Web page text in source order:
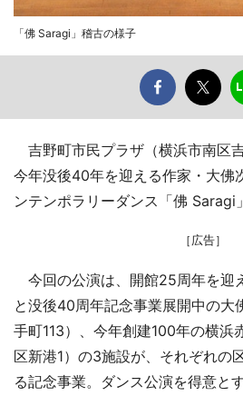
「佛 Saragi」稽古の様子
吉野町市民プラザ（横浜市南区
今年没後40年を迎える作家・大佛
ンテンポラリーダンス「佛 Saragi
［広告］
今回の公演は、開館25周年を迎
と没後40周年記念事業展開中の大
手町113）、今年創建100年の横浜
区新港1）の3施設が、それぞれの
る記念事業。ダンス公演を得意と